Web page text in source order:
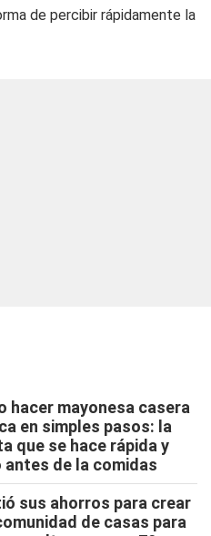
de percibir rápidamente la
hacer mayonesa casera
en simples pasos: la
que se hace rápida y
antes de la comidas
sus ahorros para crear
de casas para